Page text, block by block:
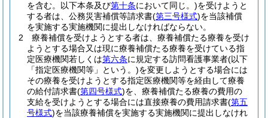
を含む。以下本条及び第十条において同じ。)を受けようと
する者は、公務災害補償等請求書(第三号様式)を当該補償
を実施する実施機関に提出しなければならない。
2
療養補償を受けようとする者は、療養補償たる療養を受け
ようとする場合又は現に療養補償たる療養を受けている指
定医療機関若しくは第六条に規定する訪問看護事業者(以下
「指定医療機関等」という。)を変更しようとする場合には
その療養を受けようとする指定医療機関等を経由して療養
の給付請求書(第四号様式)を、療養補償たる療養の費用の
支給を受けようとする場合には直接療養の費用請求書(第五
号様式)を当該療養補償を実施する実施機関に提出しなけれ